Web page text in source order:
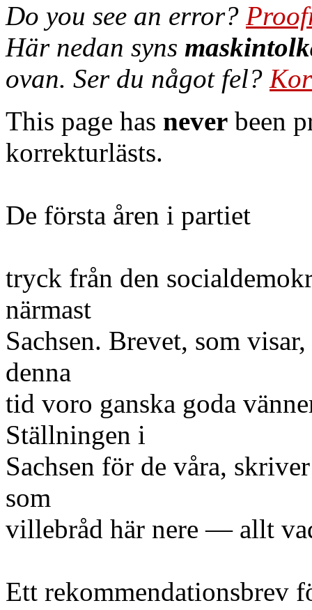
Do you see an error?
Här nedan syns
ovan. Ser du något fel?
This page has never been
korrekturlästs.
De första åren i partiet
tryck från den
närmast
Sachsen. Brevet, som
denna
tid voro ganska goda
Ställningen i
Sachsen för de våra,
som
villebråd här nere — allt
Ett rekommendationsbrev